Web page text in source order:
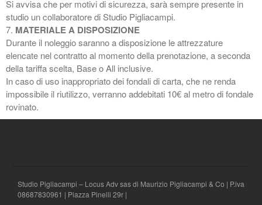
Si avvisa che per motivi di sicurezza, sarà sempre presente in
studio un collaboratore di Studio Pigliacampi.
7. MATERIALE A DISPOSIZIONE
Durante il noleggio saranno a disposizione le attrezzature
elencate nel contratto al momento della prenotazione, a seconda
della tariffa scelta, Base o All inclusive.
In caso di uso inappropriato dei fondali di carta, che ne renda
impossibile il riutilizzo, verranno addebitati 10€ al metro di fondale
rovinato.
Studio Pigliacampi – Locus Adv sas di Maurizio Pigliacampi & Co | P.iva
08687830961 | Piazza Pinelli 29r |